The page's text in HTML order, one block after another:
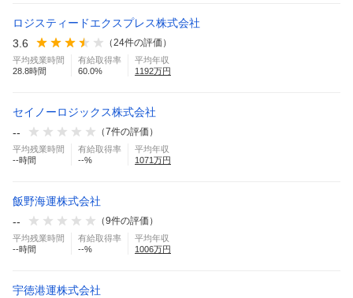
ロジスティードエクスプレス株式会社
3.6
（24件の評価）
平均残業時間
28.8時間
有給取得率
60.0%
平均年収
1192万円
セイノーロジックス株式会社
--
（7件の評価）
平均残業時間
--時間
有給取得率
--%
平均年収
1071 万円
飯野海運株式会社
--
（9件の評価）
平均残業時間
--時間
有給取得率
--%
平均年収
1006万円
宇徳港運株式会社